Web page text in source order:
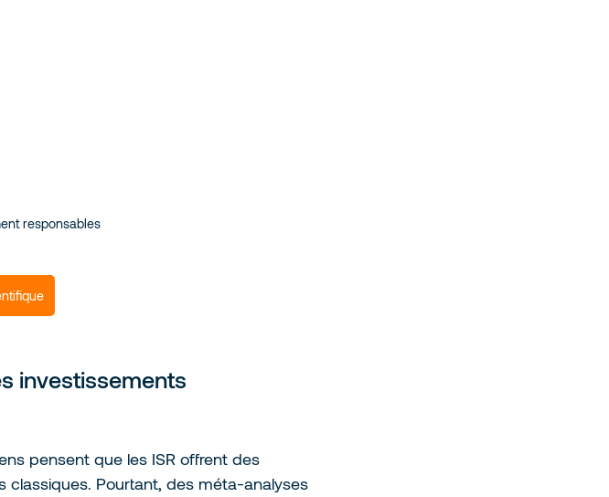
responsables
investissements
pensent que les ISR offrent des
classiques. Pourtant, des méta-analyses